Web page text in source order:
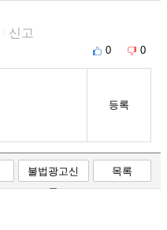
신고
0 0
등록
불법광고신
고
목록